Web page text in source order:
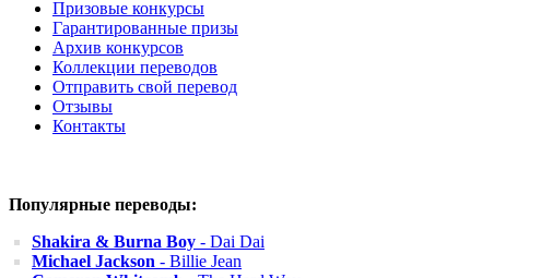
Призовые конкурсы
Гарантированные призы
Архив конкурсов
Коллекции переводов
Отправить свой перевод
Отзывы
Контакты
Популярные переводы:
Shakira & Burna Boy - Dai Dai
Michael Jackson - Billie Jean